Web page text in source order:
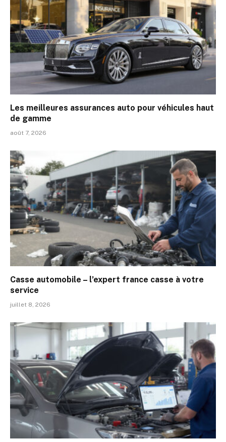
Les meilleures assurances auto pour véhicules haut
de gamme
août 7, 2026
Casse automobile – l’expert france casse à votre
service
juillet 8, 2026